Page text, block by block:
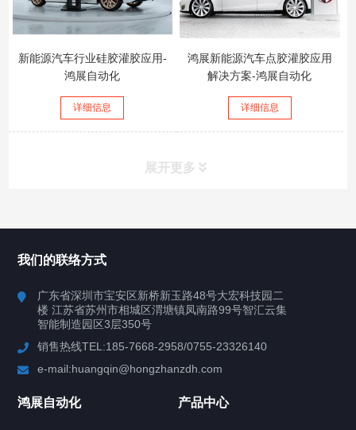
新能源汽车行业硅胶灌胶应用-
鸿展自动化
详细信息
鸿展新能源汽车点胶灌胶应用
解决方案-鸿展自动化
详细信息
展开更多
案例视频
联系我们
我们的联络方式
广东省深圳市宝安区新桥新玉路48号大宏科技园二
楼 江苏省苏州市相城区渭塘镇凤南路99号智汇云集
智能制造园区3层350号
销售热线TEL:185-7668-2958/0755-23326140
e-mail:huangqin@hongzhanzdh.com
鸿展自动化 产品中心